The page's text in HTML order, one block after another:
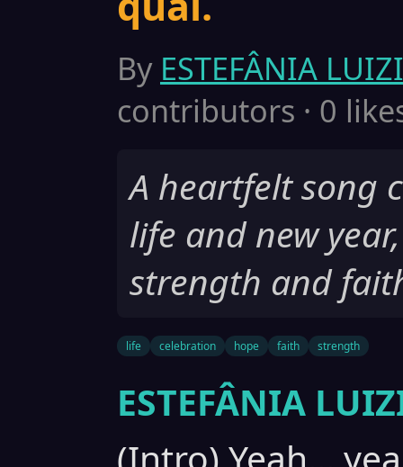
By ESTEFÂNIA
contributors · 0
A heartfelt song
life and new
strength and
life celebration hope faith strength
ESTEFÂNIA